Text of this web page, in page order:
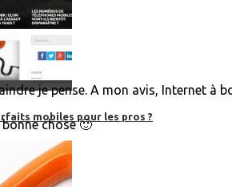
mobiles pour les pros ?
je pense. A mon avis, Internet à
bonne chose 🙂